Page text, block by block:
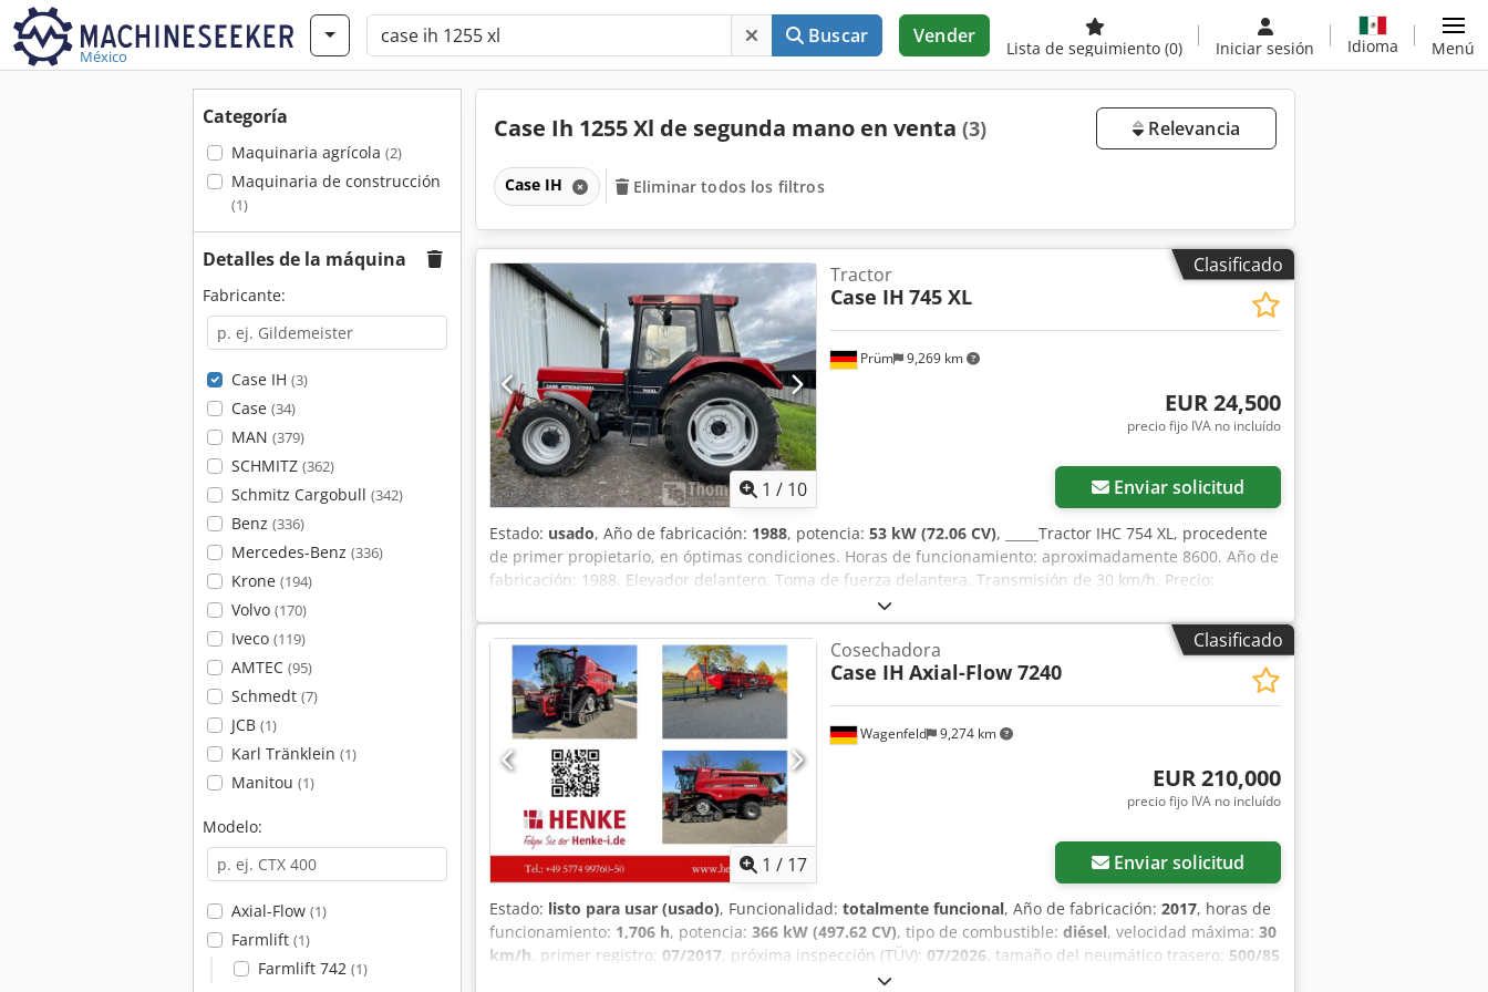
México
Buscar Vender
Lista de seguimiento (0) Iniciar sesión Idioma Menú
Categoría
Maquinaria agrícola (2)
Maquinaria de construcción
(1)
Detalles de la máquina
Fabricante:
Case IH (3)
Case (34)
MAN (379)
SCHMITZ (362)
Schmitz Cargobull (342)
Benz (336)
Mercedes-Benz (336)
Krone (194)
Volvo (170)
Iveco (119)
AMTEC (95)
Schmedt (7)
JCB (1)
Karl Tränklein (1)
Manitou (1)
Modelo:
Axial-Flow (1)
Farmlift (1)
Farmlift 742 (1)
Case Ih 1255 Xl de segunda mano en venta (3) Relevancia
Case IH Eliminar todos los filtros
Clasificado
1 / 10
Prüm 9,269 km
Tractor
Case IH 745 XL
EUR 24,500
precio fijo IVA no incluído
Enviar solicitud
Estado: usado, Año de fabricación: 1988, potencia: 53 kW (72.06 CV), _____Tractor IHC 754 XL, procedente
de primer propietario, en óptimas condiciones. Horas de funcionamiento: aproximadamente 8600. Año de
fabricación: 1988. Elevador delantero. Toma de fuerza delantera. Transmisión de 30 km/h. Precio:
24.500,00 euros, sin IVA. Ubicación: null. Csdpfx Aezdmutsiierf
Clasificado
1 / 17
Wagenfeld 9,274 km
Cosechadora
Case IH Axial-Flow 7240
EUR 210,000
precio fijo IVA no incluído
Enviar solicitud
Estado: listo para usar (usado), Funcionalidad: totalmente funcional, Año de fabricación: 2017, horas de
funcionamiento: 1,706 h, potencia: 366 kW (497.62 CV), tipo de combustible: diésel, velocidad máxima: 30
km/h, primer registro: 07/2017, próxima inspección (TÜV): 07/2026, tamaño del neumático trasero: 500/85
, Equipamiento: